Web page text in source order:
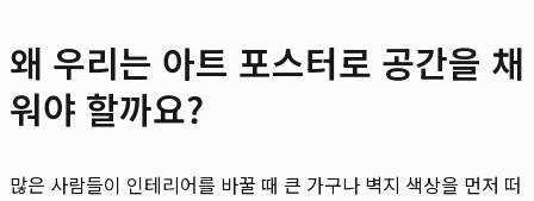
왜 우리는 아트 포스터로 공간을 채
워야 할까요?
많은 사람들이 인테리어를 바꿀 때 큰 가구나 벽지 색상을 먼저 떠